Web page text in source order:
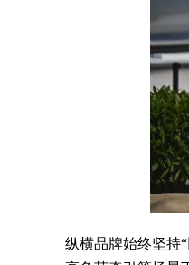
纵横品牌始终坚持